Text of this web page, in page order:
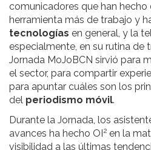
comunicadores que han
herramienta más de trabajo y
tecnologías en general, y la
especialmente, en su rutina de
Jornada MoJoBCN sirvió para
el sector, para compartir
para apuntar cuáles son los
del periodismo móvil.
Durante la Jornada, los
avances ha hecho OI2 en la
visibilidad a las últimas